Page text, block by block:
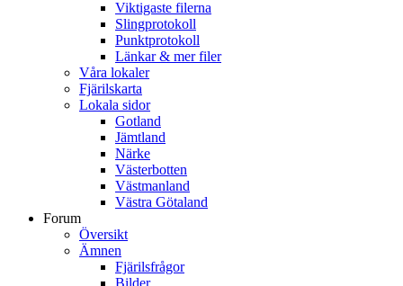
Viktigaste filerna
Slingprotokoll
Punktprotokoll
Länkar & mer filer
Våra lokaler
Fjärilskarta
Lokala sidor
Gotland
Jämtland
Närke
Västerbotten
Västmanland
Västra Götaland
Forum
Översikt
Ämnen
Fjärilsfrågor
Bilder